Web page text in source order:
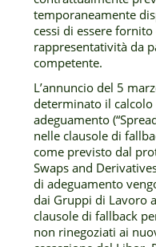
temporaneamente
cessi di essere
rappresentatività da
competente.
L’annuncio del 5
determinato il
adeguamento
nelle clausole di
come previsto dal
Swaps and
di adeguamento
dai Gruppi di Lavoro
clausole di fallback
non rinegoziati ai